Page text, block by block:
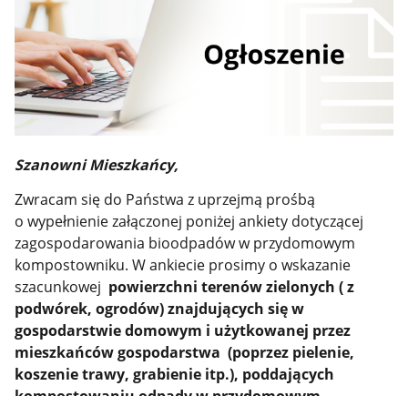
Szanowni Mieszkańcy,
Zwracam się do Państwa z uprzejmą prośbą
o wypełnienie załączonej poniżej ankiety dotyczącej
zagospodarowania bioodpadów w przydomowym
kompostowniku. W ankiecie prosimy o wskazanie
szacunkowej powierzchni terenów zielonych ( z
podwórek, ogrodów) znajdujących się w
gospodarstwie domowym i użytkowanej przez
mieszkańców gospodarstwa (poprzez pielenie,
koszenie trawy, grabienie itp.), poddających